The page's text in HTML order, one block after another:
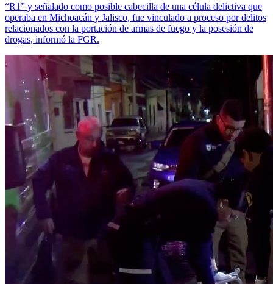
“R1” y señalado como posible cabecilla de una célula delictiva que
operaba en Michoacán y Jalisco, fue vinculado a proceso por delitos
relacionados con la portación de armas de fuego y la posesión de
drogas, informó la FGR.